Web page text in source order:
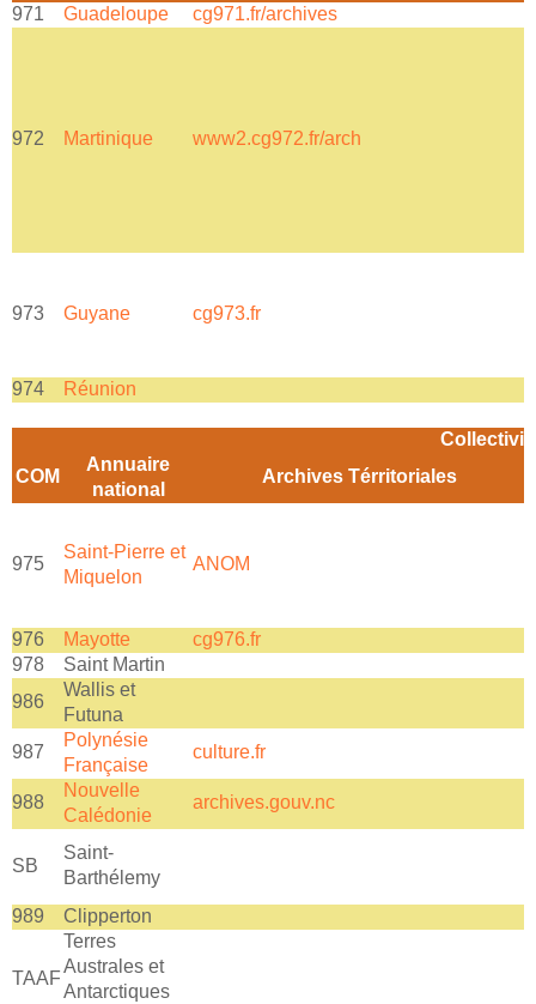
971
Guadeloupe cg971.fr/archives
972 Martinique www2.cg972.fr/arch
973 Guyane cg973.fr
974 Réunion
COM
Annuaire
national
Archives Térritoriales
975
Saint-Pierre et
Miquelon
ANOM
976 Mayotte
cg976.fr
978
Saint Martin
986
Wallis et
Futuna
987
Polynésie
Française
culture.fr
988
Nouvelle
Calédonie
archives.gouv.nc
SB
Saint-
Barthélemy
989 Clipperton
TAAF
Terres
Australes et
Antarctiques